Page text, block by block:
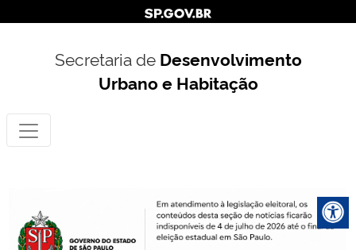
Secretaria de Desenvolvimento
Urbano e Habitação